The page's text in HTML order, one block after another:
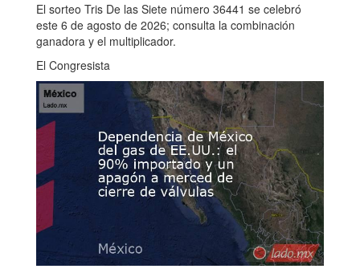
El sorteo Tris De las Siete número 36441 se celebró
este 6 de agosto de 2026; consulta la combinación
ganadora y el multiplicador.
El Congresista